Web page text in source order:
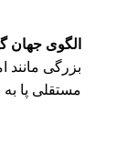
الگوی جهان
بزرگی مانند
مستقلی پا